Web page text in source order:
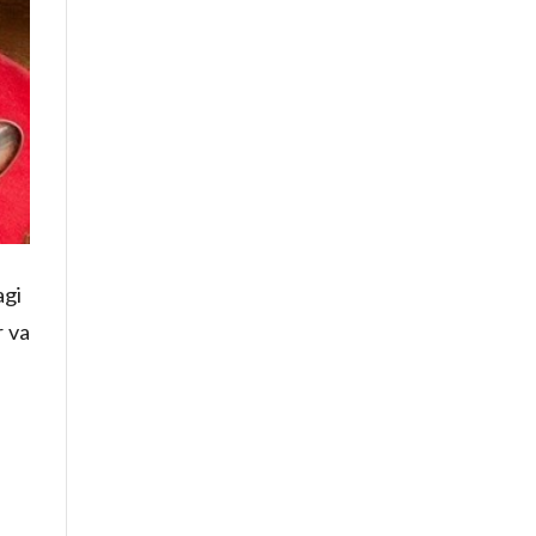
va